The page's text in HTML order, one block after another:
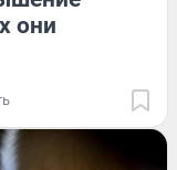
они